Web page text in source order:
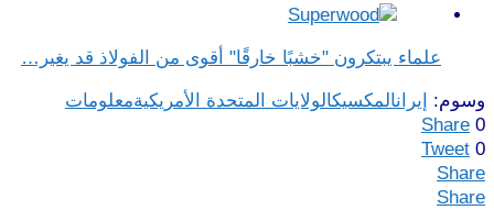
علماء يبتكرون "خشبًا خارقًا" أقوى من الفولاذ قد يغير…
وسوم: إيرانالمكسيكالولايات المتحدة الأمريكيةمعلومات
Share 0
Tweet 0
Share
Share